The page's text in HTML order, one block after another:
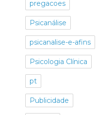
pregacoes
Psicanálise
psicanalise-e-afins
Psicologia Clínica
pt
Publicidade